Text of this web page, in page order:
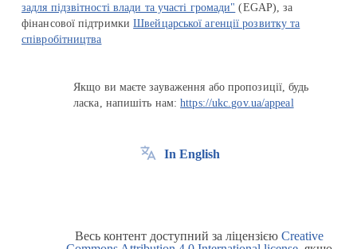
задля підзвітності влади та участі громади" (EGAP), за
фінансової підтримкиШвейцарської агенції розвитку та
співробітництва
Якщо ви маєте зауваження або пропозиції, будь
ласка, напишіть нам:https://ukc.gov.ua/appeal
In English
Весь контент доступний за ліцензією Creative